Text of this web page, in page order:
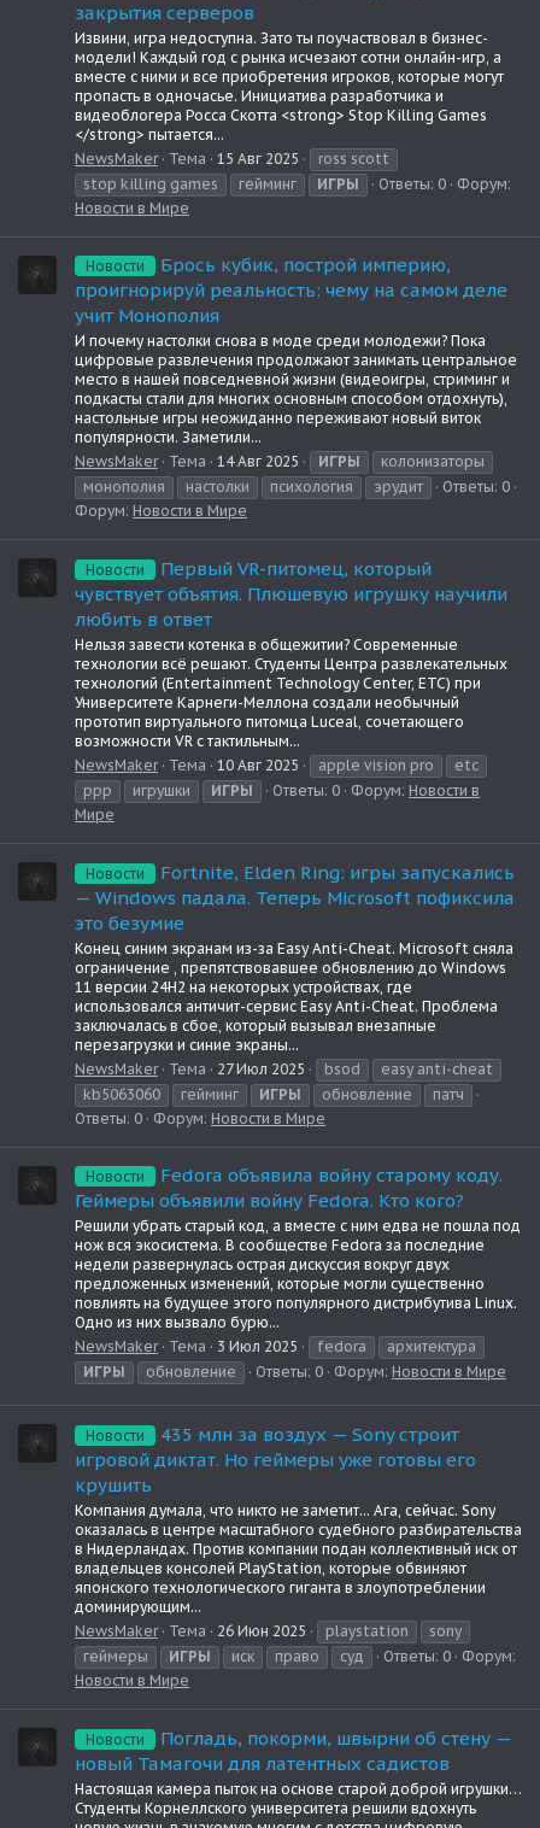
закрытия серверов
Извини, игра недоступна. Зато ты поучаствовал в бизнес-
модели! Каждый год с рынка исчезают сотни онлайн-игр, а
вместе с ними и все приобретения игроков, которые могут
пропасть в одночасье. Инициатива разработчика и
видеоблогера Росса Скотта <strong> Stop Killing Games
</strong> пытается...
NewsMaker
Тема 15 Авг 2025
ross scott
stop killing games
гейминг ИГРЫ Ответы: 0
Форум:
Новости в Мире
Новости
Брось кубик, построй империю,
проигнорируй реальность: чему на самом деле
учит Монополия
И почему настолки снова в моде среди молодежи? Пока
цифровые развлечения продолжают занимать центральное
место в нашей повседневной жизни (видеоигры, стриминг и
подкасты стали для многих основным способом отдохнуть),
настольные игры неожиданно переживают новый виток
популярности. Заметили...
NewsMaker
Тема 14 Авг 2025 ИГРЫ
колонизаторы
монополия
настолки психология эрудит
Ответы: 0
Форум: Новости в Мире
Новости
Первый VR-питомец, который
чувствует объятия. Плюшевую игрушку научили
любить в ответ
Нельзя завести котенка в общежитии? Современные
технологии всё решают. Студенты Центра развлекательных
технологий (Entertainment Technology Center, ETC) при
Университете Карнеги-Меллона создали необычный
прототип виртуального питомца Luceal, сочетающего
возможности VR с тактильным...
NewsMaker
Тема 10 Авг 2025 apple vision pro
etc
ppp
игрушки ИГРЫ Ответы: 0 Форум: Новости в
Мире
Новости
Fortnite, Elden Ring: игры запускались
— Windows падала. Теперь Microsoft пофиксила
это безумие
Конец синим экранам из-за Easy Anti-Cheat. Microsoft сняла
ограничение , препятствовавшее обновлению до Windows
11 версии 24H2 на некоторых устройствах, где
использовался античит-сервис Easy Anti-Cheat. Проблема
заключалась в сбое, который вызывал внезапные
перезагрузки и синие экраны...
NewsMaker
Тема 27 Июл 2025 bsod
easy anti-cheat
kb5063060
гейминг ИГРЫ обновление
патч
Ответы: 0
Форум: Новости в Мире
Новости
Fedora объявила войну старому коду.
Геймеры объявили войну Fedora. Кто кого?
Решили убрать старый код, а вместе с ним едва не пошла под
нож вся экосистема. В сообществе Fedora за последние
недели развернулась острая дискуссия вокруг двух
предложенных изменений, которые могли существенно
повлиять на будущее этого популярного дистрибутива Linux.
Одно из них вызвало бурю...
NewsMaker
Тема 3 Июл 2025 fedora
архитектура
ИГРЫ
обновление Ответы: 0 Форум: Новости в Мире
Новости
435 млн за воздух — Sony строит
игровой диктат. Но геймеры уже готовы его
крушить
Компания думала, что никто не заметит... Ага, сейчас. Sony
оказалась в центре масштабного судебного разбирательства
в Нидерландах. Против компании подан коллективный иск от
владельцев консолей PlayStation, которые обвиняют
японского технологического гиганта в злоупотреблении
доминирующим...
NewsMaker
Тема 26 Июн 2025 playstation
sony
геймеры
ИГРЫ иск право суд Ответы: 0
Форум:
Новости в Мире
Новости
Погладь, покорми, швырни об стену —
новый Тамагочи для латентных садистов
Настоящая камера пыток на основе старой доброй игрушки…
Студенты Корнеллского университета решили вдохнуть